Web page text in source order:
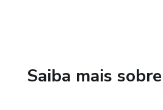
Saiba mais